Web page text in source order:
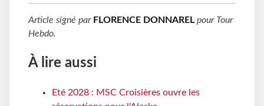
Article signé par FLORENCE DONNAREL pour Tour
Hebdo.
À lire aussi
Eté 2028 : MSC Croisières ouvre les